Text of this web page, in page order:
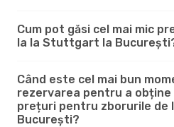
Cum pot găsi cel mai mic
la la Stuttgart la
Când este cel mai bun
rezervarea pentru a obține
prețuri pentru zborurile
București?